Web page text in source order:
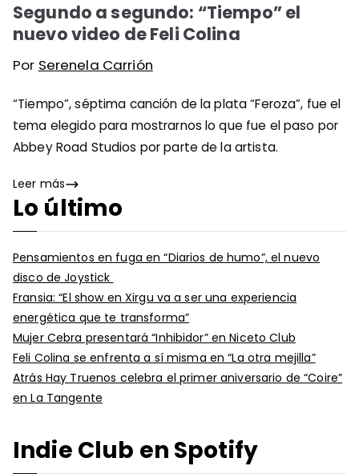
Segundo a segundo: “Tiempo” el
nuevo video de Feli Colina
Por Serenela Carrión
“Tiempo”, séptima canción de la plata “Feroza”, fue el
tema elegido para mostrarnos lo que fue el paso por
Abbey Road Studios por parte de la artista.
Leer más
Lo último
Pensamientos en fuga en “Diarios de humo”, el nuevo
disco de Joystick
Fransia: “El show en Xirgu va a ser una experiencia
energética que te transforma”
Mujer Cebra presentará “Inhibidor” en Niceto Club
Feli Colina se enfrenta a sí misma en “La otra mejilla”
Atrás Hay Truenos celebra el primer aniversario de “Coire”
en La Tangente
Indie Club en Spotify